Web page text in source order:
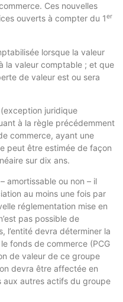
Ces nouvelles
ouverts à compter du 1er
lorsque la valeur
la valeur comptable ; et que
de valeur est ou sera
juridique
à la règle précédemment
commerce, ayant une
peut être estimée de façon
sur dix ans.
amortissable ou non – il
au moins une fois par
réglementation mise en
pas possible de
l’entité devra déterminer la
fonds de commerce (PCG
de valeur de ce groupe
devra être affectée en
aux autres actifs du groupe